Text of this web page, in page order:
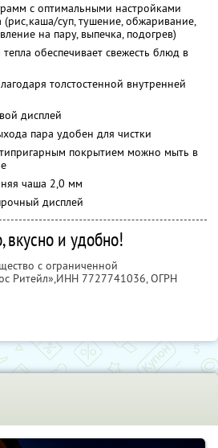
с оптимальными настройками
(рис,каша/суп, тушение, обжаривание,
на пару, выпечка, подогрев)
обеспечивает свежесть блюд в
толстостенной внутренней
дисплей
пара удобен для чистки
покрытием можно мыть в
чаша 2,0 мм
дисплей
вкусно и удобно!
с ограниченной
Ритейл»,ИНН 7727741036, ОГРН